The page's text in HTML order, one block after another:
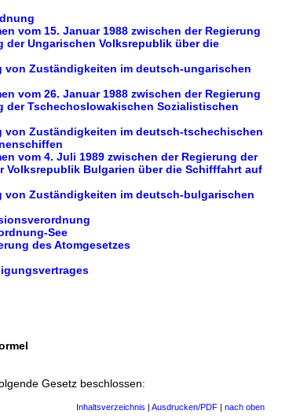
vom 15. Januar 1988 zwischen der Regierung
Ungarischen Volksrepublik über die
von Zuständigkeiten im deutsch-ungarischen
vom 26. Januar 1988 zwischen der Regierung
Tschechoslowakischen Sozialistischen
von Zuständigkeiten im deutsch-tschechischen
vom 4. Juli 1989 zwischen der Regierung der
Volksrepublik Bulgarien über die Schifffahrt auf
von Zuständigkeiten im deutsch-bulgarischen
See
des Atomgesetzes
Gesetz beschlossen:
Inhaltsverzeichnis | Ausdrucken/PDF | nach oben